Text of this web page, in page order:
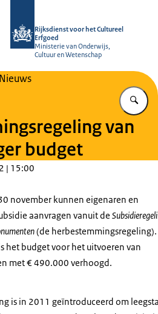
Rijksdienst voor het Cultureel
Erfgoed
Ministerie van Onderwijs,
Cultuur en Wetenschap
Nieuws
van
budget
| 15:00
november kunnen eigenaren en
aanvragen vanuit de
(de herbestemmingsregeling).
het budget voor het uitvoeren van
met € 490.000 verhoogd.
is in 2011 geïntroduceerd om